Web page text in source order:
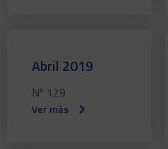
Abril 2019
Nº 129
Ver más